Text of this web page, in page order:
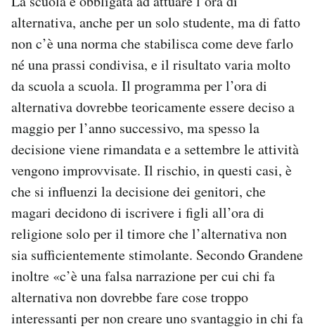
alternativa, anche per un solo studente, ma di fatto
non c’è una norma che stabilisca come deve farlo
né una prassi condivisa, e il risultato varia molto
da scuola a scuola. Il programma per l’ora di
alternativa dovrebbe teoricamente essere deciso a
maggio per l’anno successivo, ma spesso la
decisione viene rimandata e a settembre le attività
vengono improvvisate. Il rischio, in questi casi, è
che si influenzi la decisione dei genitori, che
magari decidono di iscrivere i figli all’ora di
religione solo per il timore che l’alternativa non
sia sufficientemente stimolante. Secondo Grandene
inoltre «c’è una falsa narrazione per cui chi fa
alternativa non dovrebbe fare cose troppo
interessanti per non creare uno svantaggio in chi fa